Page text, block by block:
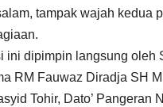
tampak wajah kedua
ini dipimpin langsung oleh
RM Fauwaz Diradja SH
Tohir, Dato’